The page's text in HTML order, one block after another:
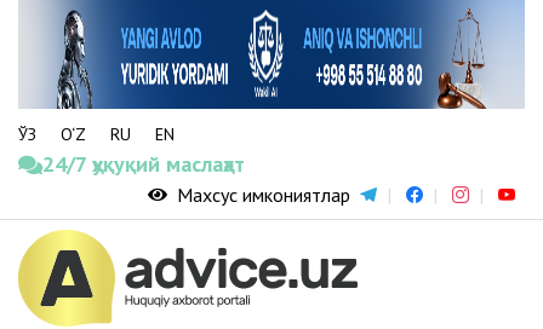
ЎЗ O‘Z RU EN
24/7 ҳуқуқий маслаҳат
Махсус имкониятлар